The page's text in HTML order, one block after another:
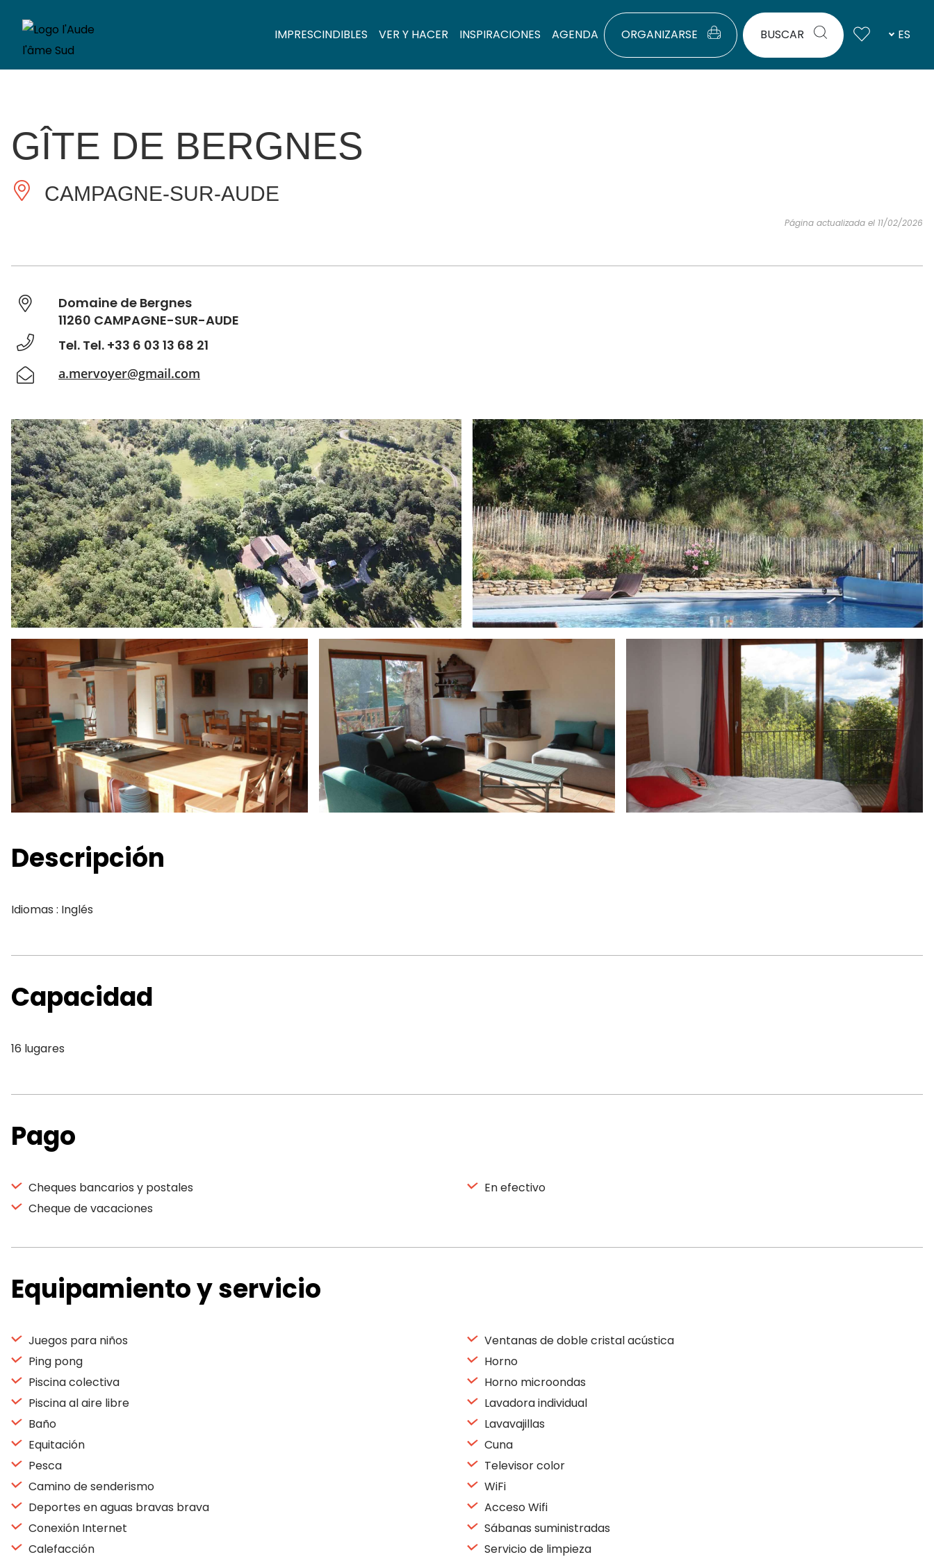
IMPRESCINDIBLES VER Y HACER INSPIRACIONES AGENDA ORGANIZARSE BUSCAR ES
GÎTE DE BERGNES
CAMPAGNE-SUR-AUDE
Página actualizada el 11/02/2026
Domaine de Bergnes
11260 CAMPAGNE-SUR-AUDE
Tel. Tel. +33 6 03 13 68 21
a.mervoyer@gmail.com
Descripción
Idiomas : Inglés
Capacidad
16 lugares
Pago
Cheques bancarios y postales
Cheque de vacaciones
En efectivo
Equipamiento y servicio
Juegos para niños
Ping pong
Piscina colectiva
Piscina al aire libre
Baño
Equitación
Pesca
Camino de senderismo
Deportes en aguas bravas brava
Conexión Internet
Calefacción
Ventanas de doble cristal acústica
Horno
Horno microondas
Lavadora individual
Lavavajillas
Cuna
Televisor color
WiFi
Acceso Wifi
Sábanas suministradas
Servicio de limpieza